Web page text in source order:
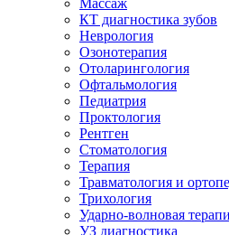
Массаж
КТ диагностика зубов
Неврология
Озонотерапия
Отоларингология
Офтальмология
Педиатрия
Проктология
Рентген
Стоматология
Терапия
Травматология и
Трихология
Ударно-волновая
УЗ диагностика